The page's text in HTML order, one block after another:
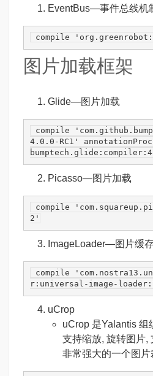
EventBus—事件总线机
compile
图片加载框架
Glide—图片加载
compile
4.0.0-RC1'
Picasso—图片加载
compile
2'
ImageLoader—图片缓
compile
r:universal-image-
uCrop
uCrop 是Yalantis 组
支持缩放, 旋转图片,
非常强大的一个图片